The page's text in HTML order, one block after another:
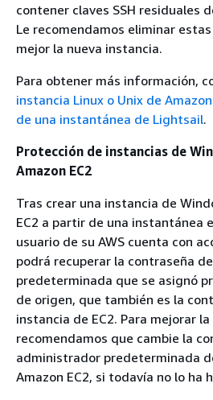
contener claves SSH residuales
Le recomendamos eliminar
mejor la nueva instancia.
Para obtener más información,
instancia Linux o Unix de
de una instantánea de Lightsail.
Protección de instancias de
Amazon EC2
Tras crear una instancia de
EC2 a partir de una instantánea
usuario de su AWS cuenta con
podrá recuperar la contraseña
predeterminada que se asignó
de origen, que también es la
instancia de EC2. Para mejorar
recomendamos que cambie la
administrador predeterminada
Amazon EC2, si todavía no lo ha